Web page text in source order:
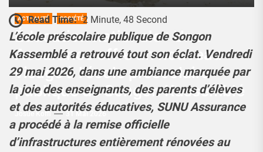
ACTUALITÉ SOCIÉTÉ
Éducation nationale : Une
Assurance offre un nouveau
visage à l’école préscolaire
publique de Songon Kassemblé
Josué Koffi 31 Mai 2026
Read Time: 2 Minute, 48 Second
L’école préscolaire publique de Songon
Kassemblé a retrouvé tout son éclat. Vendredi
29 mai 2026, dans une ambiance marquée par
la joie des enseignants, des parents d’élèves
et des autorités éducatives, SUNU Assurance
a procédé à la remise officielle
d’infrastructures entièrement rénovées au